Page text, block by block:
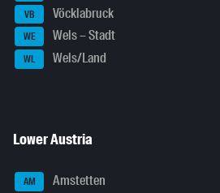
VB Vöcklabruck
WE Wels – Stadt
WL Wels/Land
Lower Austria
AM Amstetten